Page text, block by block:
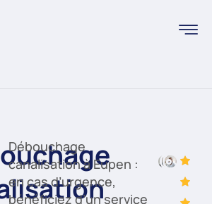
Débouchage
canalisation à Eupen :
en cas d’urgence,
bénéficiez d’un service